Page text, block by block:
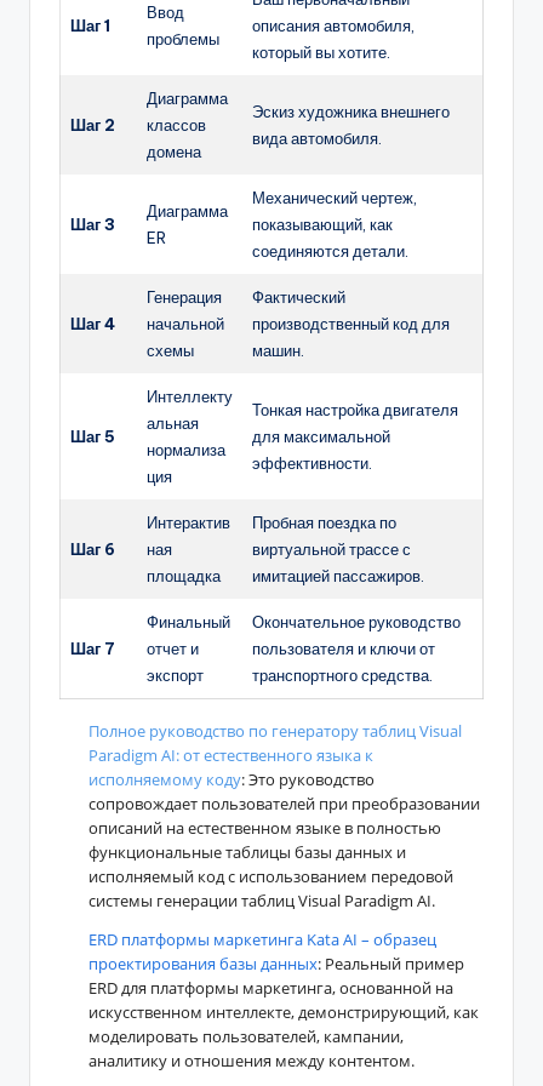
Шаг 1
Ввод
проблемы
описания автомобиля,
который вы хотите.
Шаг 2
Диаграмма
классов
домена
Эскиз художника внешнего
вида автомобиля.
Шаг 3
Диаграмма
ER
Механический чертеж,
показывающий, как
соединяются детали.
Шаг 4
Генерация
начальной
схемы
Фактический
производственный код для
машин.
Шаг 5
Интеллекту
альная
нормализа
ция
Тонкая настройка двигателя
для максимальной
эффективности.
Шаг 6
Интерактив
ная
площадка
Пробная поездка по
виртуальной трассе с
имитацией пассажиров.
Шаг 7
Финальный
отчет и
экспорт
Окончательное руководство
пользователя и ключи от
транспортного средства.
Полное руководство по генератору таблиц Visual
Paradigm AI: от естественного языка к
исполняемому коду: Это руководство
сопровождает пользователей при преобразовании
описаний на естественном языке в полностью
функциональные таблицы базы данных и
исполняемый код с использованием передовой
системы генерации таблиц Visual Paradigm AI.
ERD платформы маркетинга Kata AI – образец
проектирования базы данных: Реальный пример
ERD для платформы маркетинга, основанной на
искусственном интеллекте, демонстрирующий, как
моделировать пользователей, кампании,
аналитику и отношения между контентом.